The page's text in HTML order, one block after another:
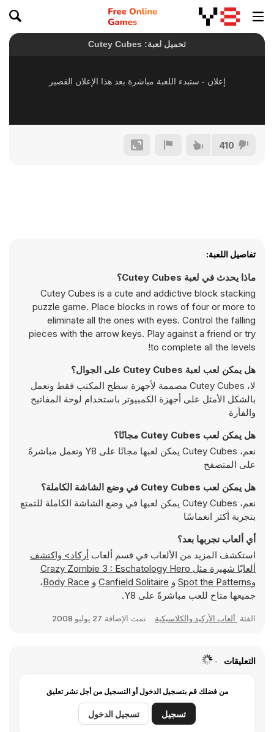
410
تفاصيل اللعبة:
ماذا يحدث في لعبة Cutey Cubes؟
Cutey Cubes is a cute and addictive block stacking
puzzle game. Place blocks in rows of four or more to
eliminate all the ones with eyes. Control the falling
pieces with the arrow keys. Play against a friend or try
to complete all the levels!
هل يمكن لعب لعبة Cutey Cubes على الجوال؟
لا، Cutey Cubes مصممة لأجهزة سطح المكتب فقط وتعمل
بالشكل الأمثل على أجهزة الكمبيوتر باستخدام لوحة المفاتيح
والفأرة
هل يمكن لعب Cutey Cubes مجانًا؟
نعم، Cutey Cubes يمكن لعبها مجانًا على Y8 وتعمل مباشرةً
على المتصفح
هل يمكن لعب Cutey Cubes في وضع الشاشة الكاملة؟
نعم، Cutey Cubes يمكن لعبها في وضع الشاشة الكاملة للتمتع
بتجربة أكثر انغماسًا
أي ألعاب نجربها بعد؟
استكشف المزيد من الألعاب في قسم ألعاب
أركاد> واكتشف
ألعابًا شهيرة مثل Crazy Zombie 3 : Eschatology Hero
وSpot the Patterns و Canfield Solitaire و Body Race،
جميعها متاح للعب مباشرةً على Y8.
الفئة ألعاب الأركيد والكلاسيكية تمت الإضافة 27 يوليو 2008
التعليقات
من فضلك قم بتسجيل الدخول أو التسجيل من أجل نشر تعليق
تسجيل تسجيل الدخول